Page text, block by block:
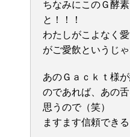
ちなみにこのＧ酵
と！！！
わたしがこよなく
がご愛飲というじゃ
あのＧａｃｋｔ様
のであれば、あの
思うので（笑）
ますます信頼できる